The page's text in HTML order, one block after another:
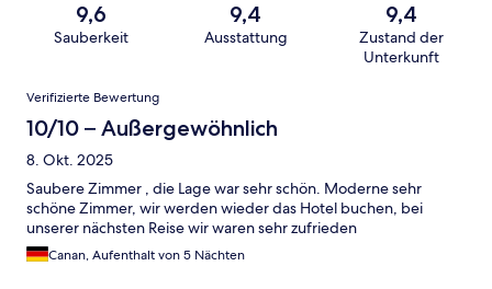
9,6
Sauberkeit
9,4
Ausstattung
9,4
Zustand der
Unterkunft
Bewertungen
Verifizierte Bewertung
10/10 – Außergewöhnlich
8. Okt. 2025
Saubere Zimmer , die Lage war sehr schön. Moderne sehr
schöne Zimmer, wir werden wieder das Hotel buchen, bei
unserer nächsten Reise wir waren sehr zufrieden
Canan, Aufenthalt von 5 Nächten